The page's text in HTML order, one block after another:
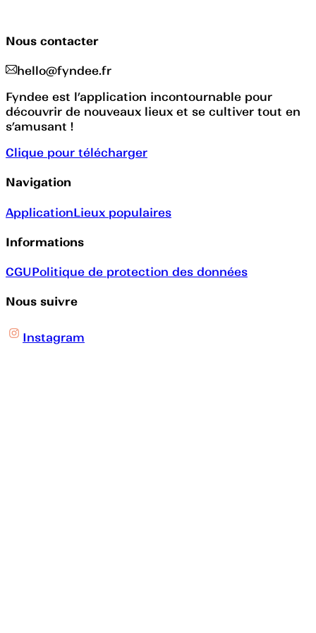
Nous contacter
hello@fyndee.fr
Fyndee est l’application incontournable pour
découvrir de nouveaux lieux et se cultiver tout en
s’amusant !
Clique pour télécharger
Navigation
ApplicationLieux populaires
Informations
CGUPolitique de protection des données
Nous suivre
Instagram